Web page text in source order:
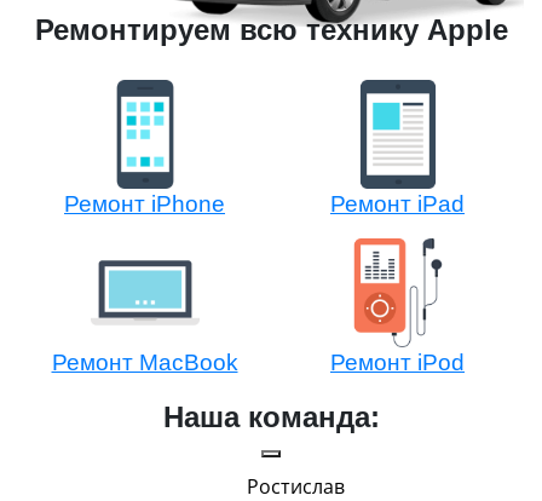
Ремонтируем всю технику Apple
Ремонт iPhone Ремонт iPad
Ремонт MacBook Ремонт iPod
Наша команда:
Ростислав